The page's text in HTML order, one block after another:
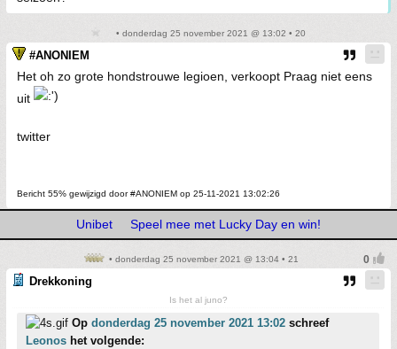
• donderdag 25 november 2021 @ 13:02 • 20
#ANONIEM
Het oh zo grote hondstrouwe legioen, verkoopt Praag niet eens
uit
twitter
Bericht 55% gewijzigd door #ANONIEM op 25-11-2021 13:02:26
Unibet Speel mee met Lucky Day en win!
• donderdag 25 november 2021 @ 13:04 • 21
Drekkoning
Is het al juno?
Op donderdag 25 november 2021 13:02 schreef
Leonos het volgende: